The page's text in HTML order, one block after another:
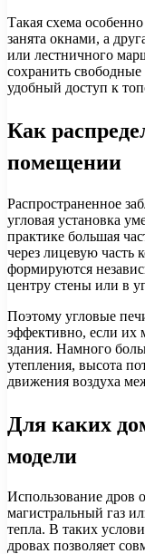
Такая схема
занята окнами, а
или лестничного
сохранить
удобный доступ к
Как
помещении
Распространенное
угловая установка
практике большая
через лицевую часть
формируются
центру стены или в
Поэтому угловые
эффективно, если их
здания. Намного
утепления, высота
движения воздуха
Для каких
модели
Использование дров
магистральный газ
тепла. В таких
дровах позволяет